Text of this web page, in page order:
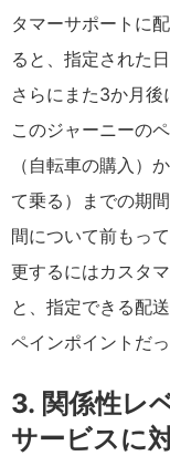
タマーサポートに
ると、指定された
さらにまた3か月後
このジャーニーの
（自転車の購入）
て乗る）までの期
間について前もっ
更するにはカスタ
と、指定できる配
ペインポイントだっ
3. 関係性レ
サービスに